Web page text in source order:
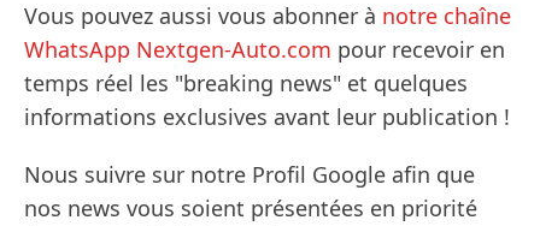
Vous pouvez aussi vous abonner à notre chaîne
WhatsApp Nextgen-Auto.com pour recevoir en
temps réel les "breaking news" et quelques
informations exclusives avant leur publication !
Nous suivre sur notre Profil Google afin que
nos news vous soient présentées en priorité